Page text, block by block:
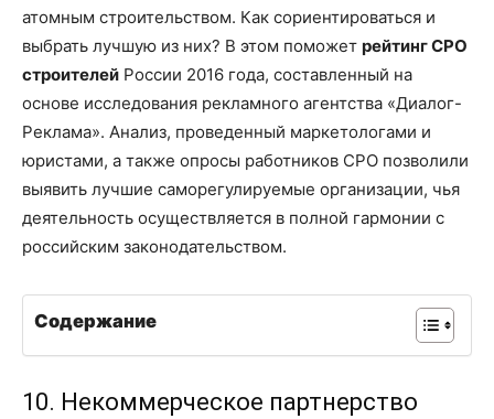
атомным строительством. Как сориентироваться и
выбрать лучшую из них? В этом поможет рейтинг СРО
строителей России 2016 года, составленный на
основе исследования рекламного агентства «Диалог-
Реклама». Анализ, проведенный маркетологами и
юристами, а также опросы работников СРО позволили
выявить лучшие саморегулируемые организации, чья
деятельность осуществляется в полной гармонии с
российским законодательством.
Содержание
10. Некоммерческое партнерство